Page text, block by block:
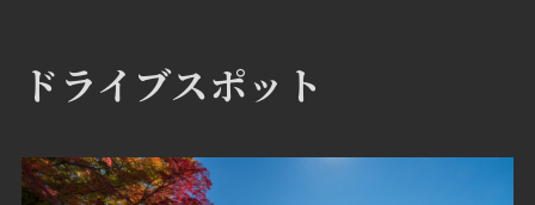
ドライブスポット